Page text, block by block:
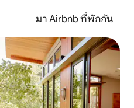
มา Airbnb ที่พักกัน